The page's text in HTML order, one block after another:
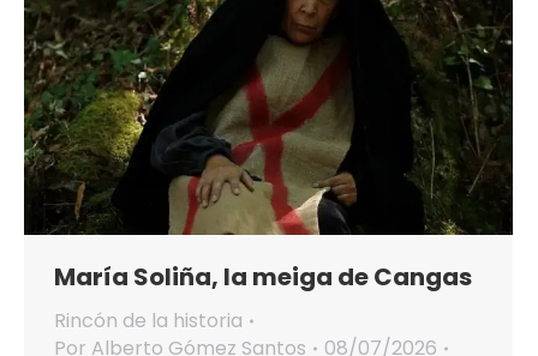
María Soliña, la meiga de Cangas
Rincón de la historia
Por Alberto Gómez Santos
08/07/2026